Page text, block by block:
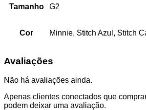
Tamanho G2
Cor Minnie, Stitch Azul, Stitch
Avaliações
Não há avaliações ainda.
Apenas clientes conectados que
podem deixar uma avaliação.